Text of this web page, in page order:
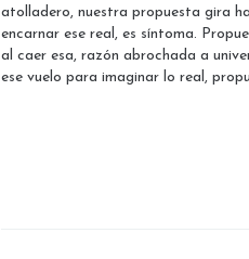
atolladero, nuestra propuesta gira
encarnar ese real, es síntoma.
al caer esa, razón abrochada a
ese vuelo para imaginar lo real,